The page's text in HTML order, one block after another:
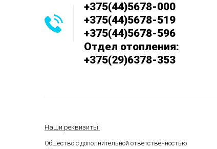
+375(44)5678-000
+375(44)5678-519
+375(44)5678-596
Отдел отопления:
+375(29)6378-353
Наши реквизиты:
Общество с дополнительной ответственностью